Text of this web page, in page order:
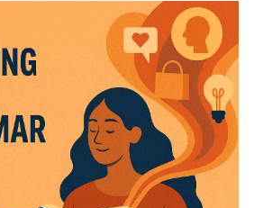
Outros Posts.